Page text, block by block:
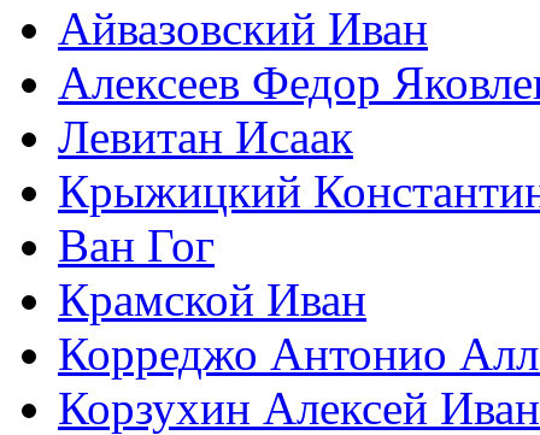
Айвазовский Иван
Алексеев Федор
Левитан Исаак
Крыжицкий
Ван Гог
Крамской Иван
Корреджо Антонио
Корзухин Алексей